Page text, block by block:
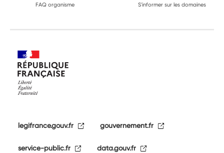
FAQ organisme
S'informer sur les domaines
legifrance.gouv.fr gouvernement.fr
service-public.fr data.gouv.fr